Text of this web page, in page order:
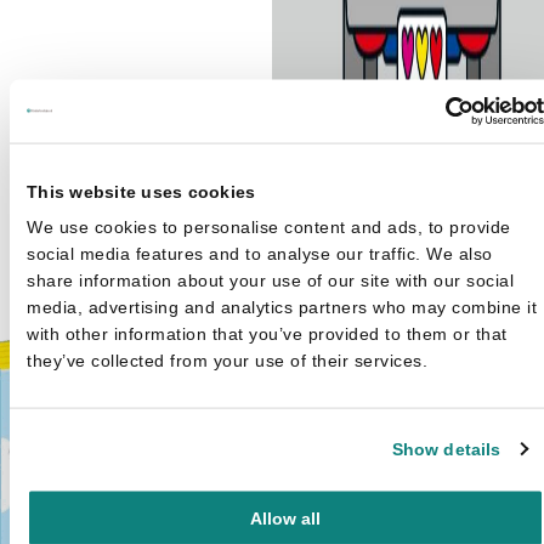
This website uses cookies
We use cookies to personalise content and ads, to provide
social media features and to analyse our traffic. We also
share information about your use of our site with our social
media, advertising and analytics partners who may combine it
with other information that you’ve provided to them or that
they’ve collected from your use of their services.
Show details
Allow all
Bumba - Vroem, vroem!
Oorspronkelijke prijs was:
€12,99.
€9,99 Huidige prijs is: €9,99.